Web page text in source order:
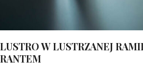
LUSTRO W LUSTRZANEJ
RANTEM